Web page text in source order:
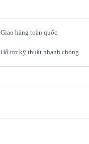
Giao hàng toàn quốc
Hỗ trợ kỹ thuật nhanh chóng